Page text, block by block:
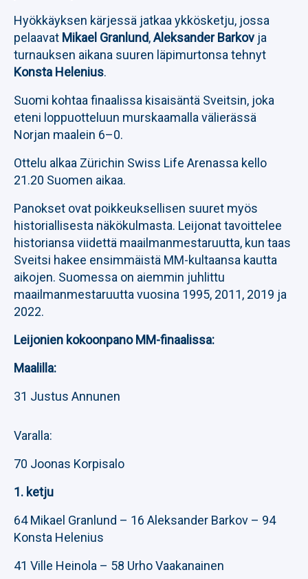
Hyökkäyksen kärjessä jatkaa ykkösketju, jossa
pelaavat Mikael Granlund,Aleksander Barkovja
turnauksen aikana suuren läpimurtonsa tehnyt
Konsta Helenius.
Suomi kohtaa finaalissa kisaisäntä Sveitsin, joka
eteni loppuotteluun murskaamalla välierässä
Norjan maalein 6–0.
Ottelu alkaa Zürichin Swiss Life Arenassa kello
21.20 Suomen aikaa.
Panokset ovat poikkeuksellisen suuret myös
historiallisesta näkökulmasta. Leijonat tavoittelee
historiansa viidettä maailmanmestaruutta, kun taas
Sveitsi hakee ensimmäistä MM-kultaansa kautta
aikojen. Suomessa on aiemmin juhlittu
maailmanmestaruutta vuosina 1995, 2011, 2019 ja
2022.
Leijonien kokoonpano MM-finaalissa:
Maalilla:
31 Justus Annunen
Varalla:
70 Joonas Korpisalo
1. ketju
64 Mikael Granlund – 16 Aleksander Barkov – 94
Konsta Helenius
41 Ville Heinola – 58 Urho Vaakanainen